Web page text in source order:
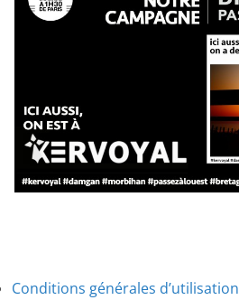
Conditions générales d’utilisation